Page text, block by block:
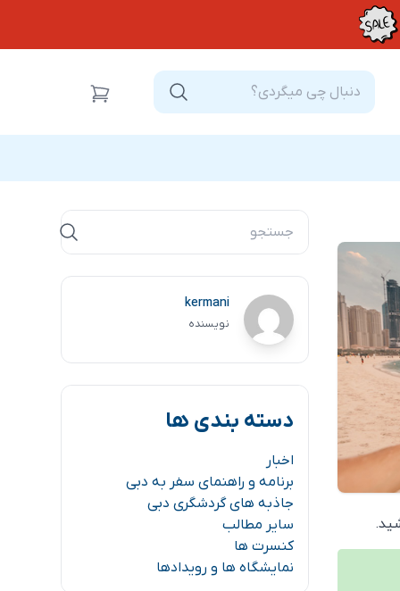
kermani
نویسنده
دسته بندی ها
اخبار
برنامه و راهنمای سفر به دبی
جاذبه های گردشگری دبی
سایر مطالب
کنسرت ها
نمایشگاه ها و رویدادها